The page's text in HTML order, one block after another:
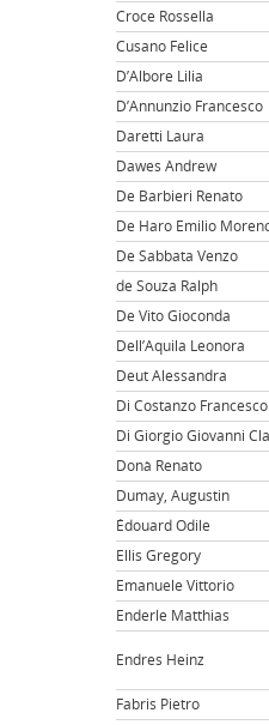
Croce Rossella
Cusano Felice
D’Albore Lilia
D’Annunzio Francesco
Daretti Laura
Dawes Andrew
De Barbieri Renato
De Haro Emilio
De Sabbata Venzo
de Souza Ralph
De Vito Gioconda
Dell’Aquila Leonora
Deut Alessandra
Di Costanzo Francesco
Di Giorgio Giovanni
Donà Renato
Dumay, Augustin
Édouard Odile
Ellis Gregory
Emanuele Vittorio
Enderle Matthias
Endres Heinz
Fabris Pietro